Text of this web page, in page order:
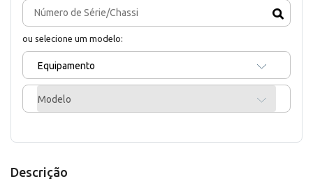
ou selecione um modelo:
Equipamento
Modelo
Descrição